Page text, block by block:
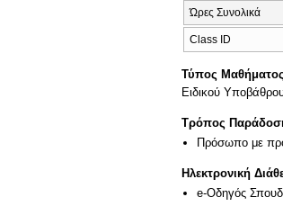
Ώρες Συνολικά
Class ID
Τύπος Μαθήματος
Ειδικού
Τρόπος
Πρόσωπο με
Ηλεκτρονική
e-Οδηγός